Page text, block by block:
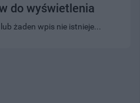
do wyświetlenia
żaden wpis nie istnieje...